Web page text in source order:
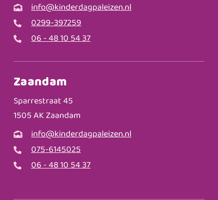
info@kinderdagpaleizen.nl
0299-397259
06 - 48 10 54 37
Zaandam
Sparrestraat 45
1505 AK Zaandam
info@kinderdagpaleizen.nl
075-6145025
06 - 48 10 54 37